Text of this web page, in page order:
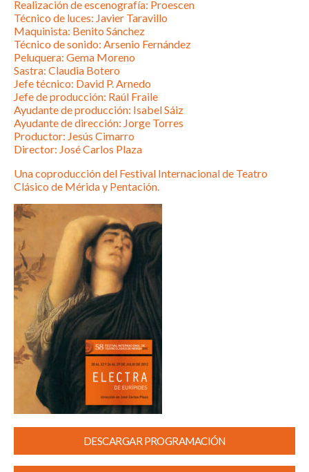
Realización de escenografía: Proescen
Técnico de luces: Javier Taravillo
Maquinista: Benito Sánchez
Técnico de sonido: Arsenio Fernández
Peluquera: Gema Moreno
Sastra: Claudia Botero
Jefe técnico: David P. Arnedo
Jefe de producción: Raúl Fraile
Ayudante de producción: Isabel Sáiz
Ayudante de dirección: Jorge Torres
Productor: Jesús Cimarro
Director: José Carlos Plaza
Una coproducción del Festival Internacional de Teatro
Clásico de Mérida y Pentación.
DESCARGAR PROGRAMACIÓN